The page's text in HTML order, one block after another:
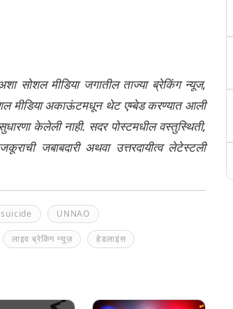
सोशल मीडिया जगातील ताज्या ब्रेकिंग न्यूज,
मीडिया अकाऊंटमधून थेट एम्बेड करण्यात आली
केलेली नाही. सदर पोस्टमधील वस्तुस्थिती,
जबाबदारी अथवा उत्तरदायीत्व लेटेस्टली
suicide UNNAO
लाइव ब्रेकिंग न्यूज़ हेडलाइंस